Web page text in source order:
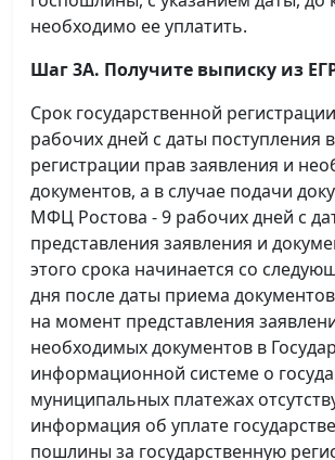
необходимо ее уплатить.
Шаг 3А. Получите выписку из
Срок государственной
рабочих дней с даты поступления
регистрации прав заявления и
документов, а в случае подачи
МФЦ Ростова - 9 рабочих дней с
представления заявления и
этого срока начинается со
дня после даты приема
на момент представления
необходимых документов в
информационной системе о
муниципальных платежах
информация об уплате
пошлины за государственную